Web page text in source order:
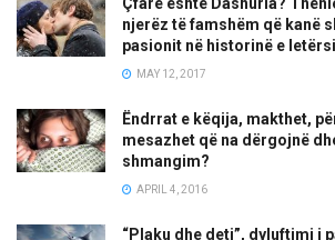
njerëz të famshëm që kanë
pasionit në historinë e
MAY 12, 2017
Ëndrrat e këqija, makthet,
mesazhet që na dërgojnë
shmangim?
APRIL 4, 2016
“Plaku dhe deti”, dyluftimi i